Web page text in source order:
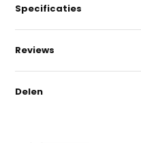
Specificaties
Reviews
Delen